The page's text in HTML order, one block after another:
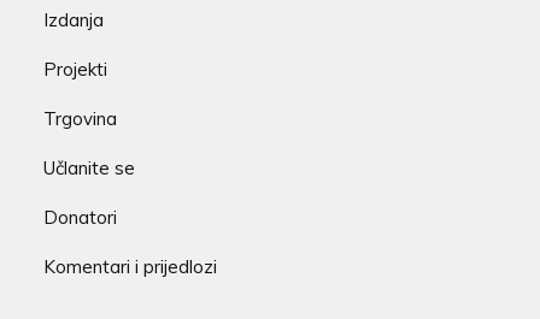
Izdanja
Projekti
Trgovina
Učlanite se
Donatori
Komentari i prijedlozi